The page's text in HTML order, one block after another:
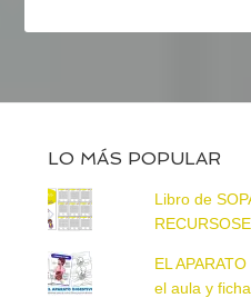
LO MÁS POPULAR
Libro de
EL
el aula y